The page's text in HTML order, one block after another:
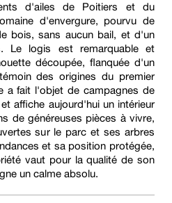
d'ailes de Poitiers et du
d'envergure, pourvu de
bois, sans aucun bail, et d'un
Le logis est remarquable et
découpée, flanquée d'un
des origines du premier
a fait l'objet de campagnes de
affiche aujourd'hui un intérieur
de généreuses pièces à vivre,
sur le parc et ses arbres
et sa position protégée,
vaut pour la qualité de son
un calme absolu.